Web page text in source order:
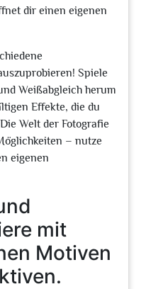
dir einen eigenen
Spiele
Weißabgleich herum
Effekte, die du
Welt der Fotografie
– nutze
eigenen
mit
Motiven